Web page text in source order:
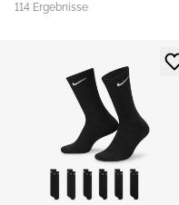
114 Ergebnisse